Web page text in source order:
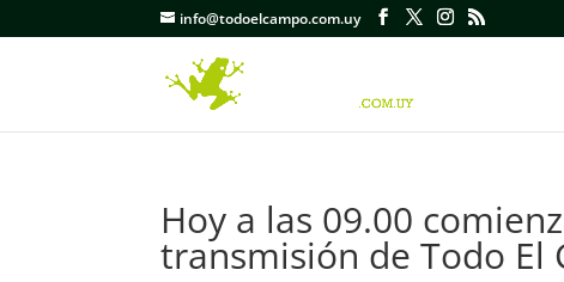
info@todoelcampo.com.uy
Hoy a las 09.00
transmisión de Todo El